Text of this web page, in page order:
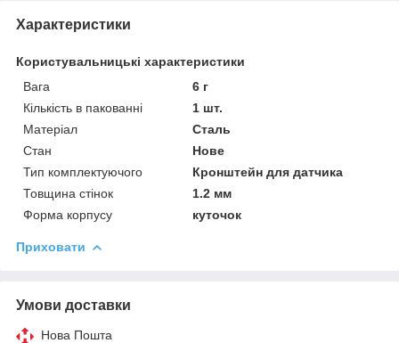
Характеристики
Користувальницькі характеристики
Вага
6 г
Кількість в пакованні
1 шт.
Матеріал
Сталь
Стан
Нове
Тип комплектуючого
Кронштейн для датчика
Товщина стінок
1.2 мм
Форма корпусу
куточок
Приховати
Умови доставки
Нова Пошта